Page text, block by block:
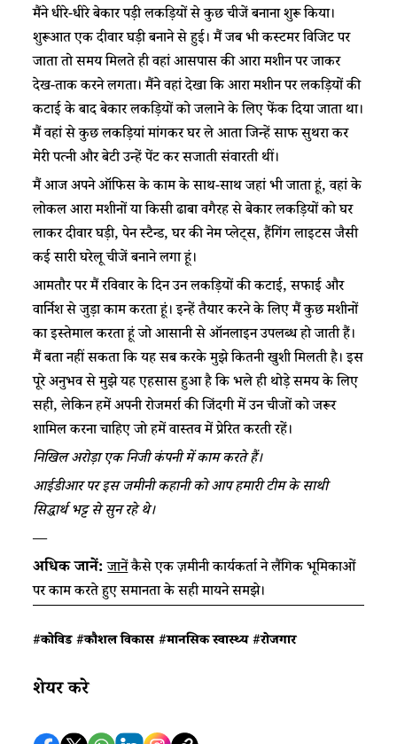
मैंने धीरे-धीरे बेकार पड़ी लकड़ियों से कुछ चीजें बनाना शुरू किया।
शुरूआत एक दीवार घड़ी बनाने से हुई। मैं जब भी कस्टमर विजिट पर
जाता तो समय मिलते ही वहां आसपास की आरा मशीन पर जाकर
देख-ताक करने लगता। मैंने वहां देखा कि आरा मशीन पर लकड़ियों की
कटाई के बाद बेकार लकड़ियों को जलाने के लिए फेंक दिया जाता था।
मैं वहां से कुछ लकड़ियां मांगकर घर ले आता जिन्हें साफ सुथरा कर
मेरी पत्नी और बेटी उन्हें पेंट कर सजाती संवारती थीं।
मैं आज अपने ऑफिस के काम के साथ-साथ जहां भी जाता हूं, वहां के
लोकल आरा मशीनों या किसी ढाबा वगैरह से बेकार लकड़ियों को घर
लाकर दीवार घड़ी, पेन स्टैन्ड, घर की नेम प्लेट्स, हैंगिंग लाइटस जैसी
कई सारी घरेलू चीजें बनाने लगा हूं।
आमतौर पर मैं रविवार के दिन उन लकड़ियों की कटाई, सफाई और
वार्निश से जुड़ा काम करता हूं। इन्हें तैयार करने के लिए मैं कुछ मशीनों
का इस्तेमाल करता हूं जो आसानी से ऑनलाइन उपलब्ध हो जाती हैं।
मैं बता नहीं सकता कि यह सब करके मुझे कितनी खुशी मिलती है। इस
पूरे अनुभव से मुझे यह एहसास हुआ है कि भले ही थोड़े समय के लिए
सही, लेकिन हमें अपनी रोजमर्रा की जिंदगी में उन चीजों को जरूर
शामिल करना चाहिए जो हमें वास्तव में प्रेरित करती रहें।
निखिल अरोड़ा एक निजी कंपनी में काम करते हैं।
आईडीआर पर इस जमीनी कहानी को आप हमारी टीम के साथी
सिद्धार्थ भट्ट से सुन रहे थे।
—
अधिक जानें:जानेंकैसे एक ज़मीनी कार्यकर्ता ने लैंगिक भूमिकाओं
पर काम करते हुए समानता के सही मायने समझे।
#कोविड #कौशल विकास #मानसिक स्वास्थ्य #रोजगार
शेयर करे